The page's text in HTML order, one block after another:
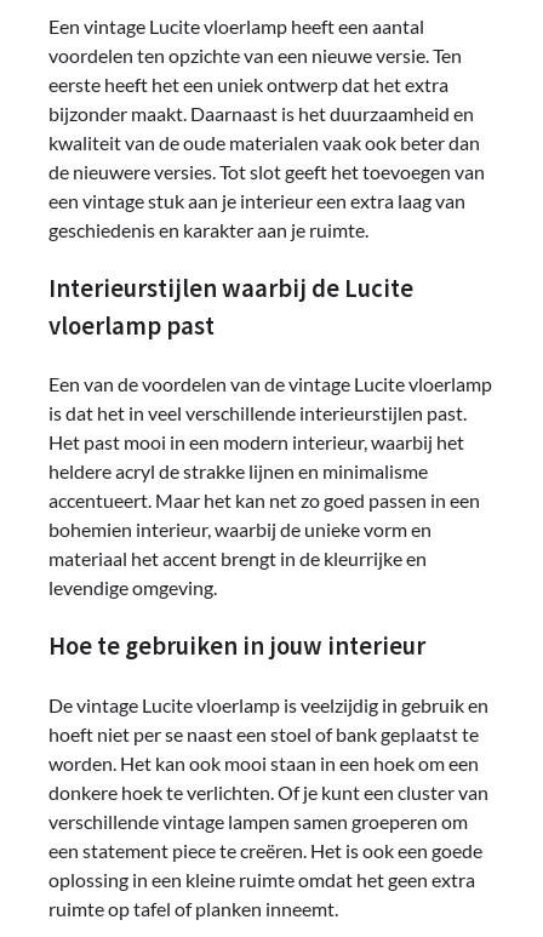
Een vintage Lucite vloerlamp heeft een aantal
voordelen ten opzichte van een nieuwe versie. Ten
eerste heeft het een uniek ontwerp dat het extra
bijzonder maakt. Daarnaast is het duurzaamheid en
kwaliteit van de oude materialen vaak ook beter dan
de nieuwere versies. Tot slot geeft het toevoegen van
een vintage stuk aan je interieur een extra laag van
geschiedenis en karakter aan je ruimte.
Interieurstijlen waarbij de Lucite
vloerlamp past
Een van de voordelen van de vintage Lucite vloerlamp
is dat het in veel verschillende interieurstijlen past.
Het past mooi in een modern interieur, waarbij het
heldere acryl de strakke lijnen en minimalisme
accentueert. Maar het kan net zo goed passen in een
bohemien interieur, waarbij de unieke vorm en
materiaal het accent brengt in de kleurrijke en
levendige omgeving.
Hoe te gebruiken in jouw interieur
De vintage Lucite vloerlamp is veelzijdig in gebruik en
hoeft niet per se naast een stoel of bank geplaatst te
worden. Het kan ook mooi staan in een hoek om een ​​
donkere hoek te verlichten. Of je kunt een cluster van
verschillende vintage lampen samen groeperen om
een ​​statement piece te creëren. Het is ook een goede
oplossing in een kleine ruimte omdat het geen extra
ruimte op tafel of planken inneemt.